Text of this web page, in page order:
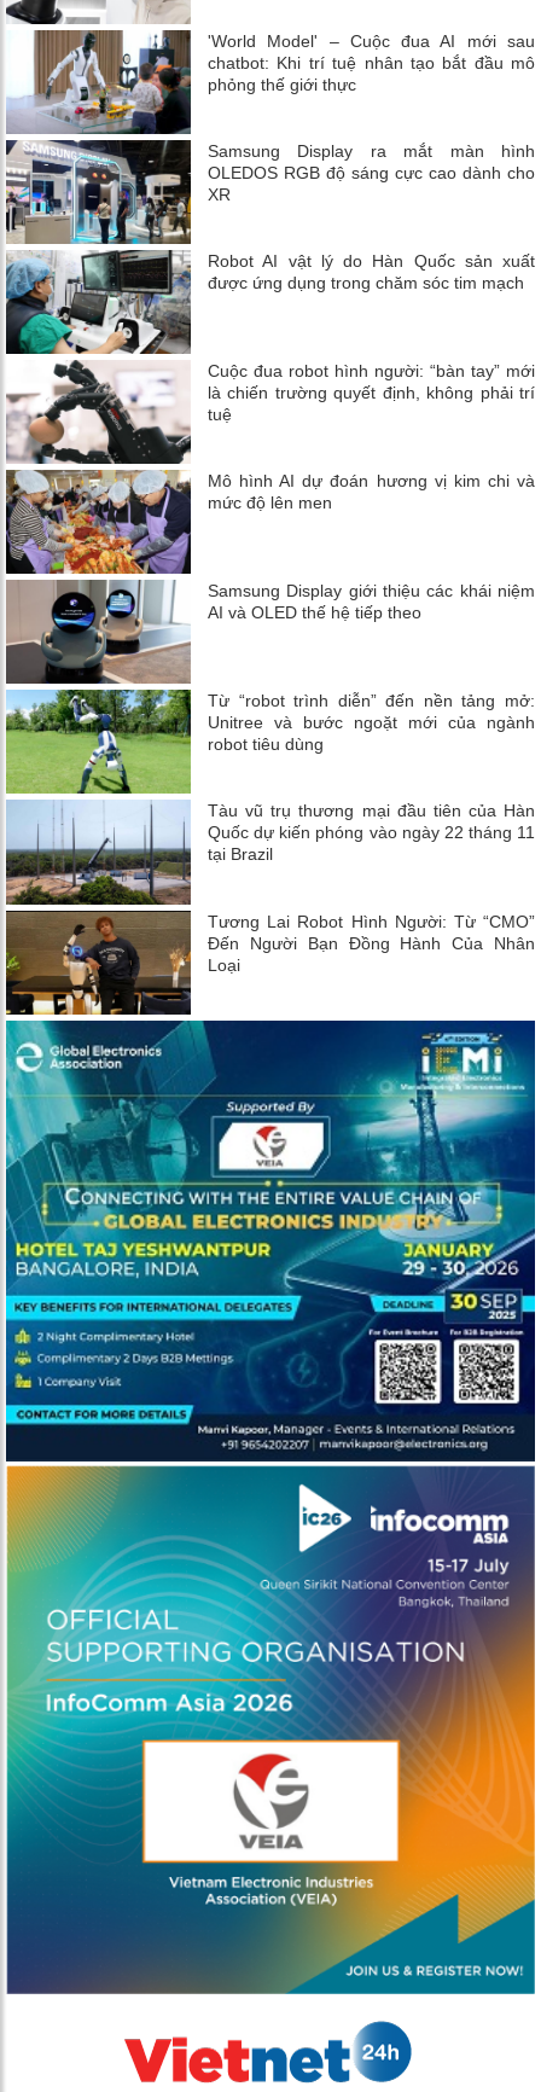
'World Model' – Cuộc đua AI mới sau
chatbot: Khi trí tuệ nhân tạo bắt đầu mô
phỏng thế giới thực
Samsung Display ra mắt màn hình
OLEDOS RGB độ sáng cực cao dành cho
XR
Robot AI vật lý do Hàn Quốc sản xuất
được ứng dụng trong chăm sóc tim mạch
Cuộc đua robot hình người: “bàn tay” mới
là chiến trường quyết định, không phải trí
tuệ
Mô hình AI dự đoán hương vị kim chi và
mức độ lên men
Samsung Display giới thiệu các khái niệm
AI và OLED thế hệ tiếp theo
Từ “robot trình diễn” đến nền tảng mở:
Unitree và bước ngoặt mới của ngành
robot tiêu dùng
Tàu vũ trụ thương mại đầu tiên của Hàn
Quốc dự kiến ​​phóng vào ngày 22 tháng 11
tại Brazil
Tương Lai Robot Hình Người: Từ “CMO”
Đến Người Bạn Đồng Hành Của Nhân
Loại